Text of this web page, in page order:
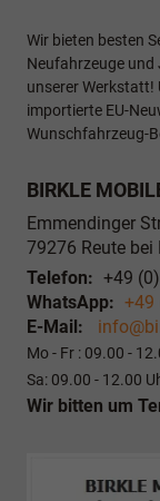
Wir bieten besten
Neufahrzeuge und
unserer Werkstatt!
importierte EU-
Wunschfahrzeug-
BIRKLE
Emmendinger
79276 Reute bei
Telefon: +49
WhatsApp: +49
E-Mail:
Mo - Fr : 09.00 -
Sa: 09.00 - 12.00
Wir bitten um